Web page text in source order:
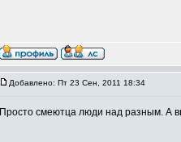
Добавлено: Пт 23 Сен, 2011 18:34
Просто смеютца люди над разным. А